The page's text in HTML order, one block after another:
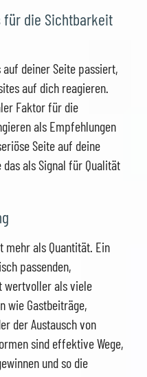
für die Sichtbarkeit
deiner Seite passiert,
auf dich reagieren.
Faktor für die
als Empfehlungen
Seite auf deine
als Signal für Qualität
mehr als Quantität. Ein
passenden,
wertvoller als viele
wie Gastbeiträge,
der Austausch von
sind effektive Wege,
und so die